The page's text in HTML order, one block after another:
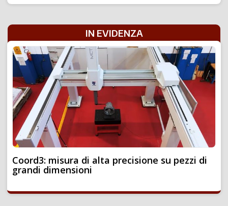
IN EVIDENZA
Coord3: misura di alta precisione su pezzi di
grandi dimensioni